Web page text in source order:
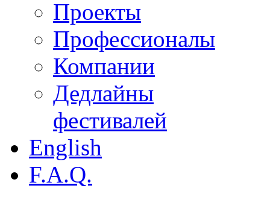
Проекты
Профессионалы
Компании
Дедлайны
фестивалей
English
F.A.Q.